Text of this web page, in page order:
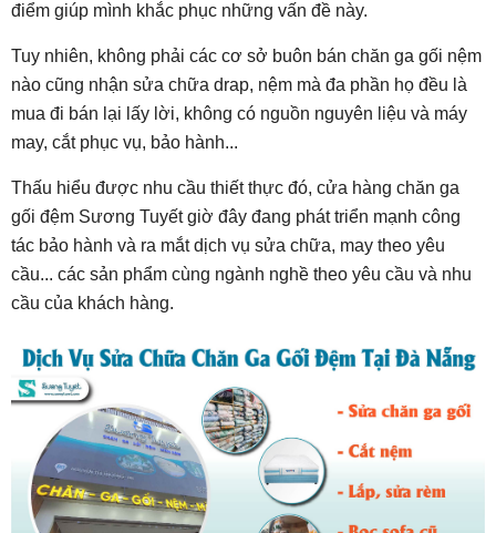
điểm giúp mình khắc phục những vấn đề này.
Tuy nhiên, không phải các cơ sở buôn bán chăn ga gối nệm
nào cũng nhận sửa chữa drap, nệm mà đa phần họ đều là
mua đi bán lại lấy lời, không có nguồn nguyên liệu và máy
may, cắt phục vụ, bảo hành...
Thấu hiểu được nhu cầu thiết thực đó, cửa hàng chăn ga
gối đệm Sương Tuyết giờ đây đang phát triển mạnh công
tác bảo hành và ra mắt dịch vụ sửa chữa, may theo yêu
cầu... các sản phẩm cùng ngành nghề theo yêu cầu và nhu
cầu của khách hàng.